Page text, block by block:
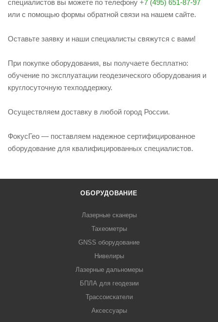
специалистов вы можете по телефону +7 (495) 651-87-97
или с помощью формы обратной связи на нашем сайте.
Оставьте заявку и наши специалисты свяжутся с вами!
При покупке оборудования, вы получаете бесплатно:
обучение по эксплуатации геодезического оборудования и
круглосуточную техподдержку.
Осуществляем доставку в любой город России.
ФокусГео — поставляем надежное сертифицированное
оборудование для квалифицированных специалистов.
ОБОРУДОВАНИЕ
Лазерные сканеры
Тахеометры
GNSS оборудование
Нивелиры
Лазерные дальномеры
БПЛА для геодезии
Трассоискатели
Аксессуары